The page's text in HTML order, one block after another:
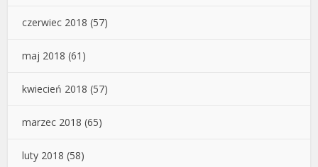
czerwiec 2018 (57)
maj 2018 (61)
kwiecień 2018 (57)
marzec 2018 (65)
luty 2018 (58)